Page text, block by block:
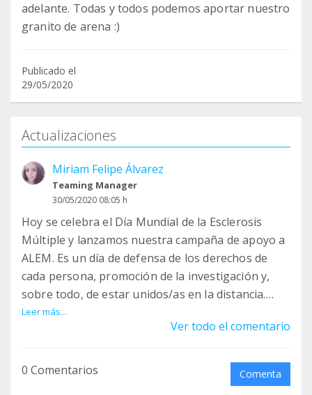
adelante. Todas y todos podemos aportar nuestro
granito de arena :)
Publicado el
29/05/2020
Actualizaciones
Miriam Felipe Álvarez
Teaming Manager
30/05/2020 08:05 h
Hoy se celebra el Día Mundial de la Esclerosis
Múltiple y lanzamos nuestra campaña de apoyo a
ALEM. Es un día de defensa de los derechos de
cada persona, promoción de la investigación y,
sobre todo, de estar unidos/as en la distancia.
Porque juntas y juntos somos mucho más fuertes
En los primeros días de junio llegarán las
primeras recaudaciones. ¡Gracias por aportar tu
Leer más...
Ver todo el comentario
0 Comentarios Comenta